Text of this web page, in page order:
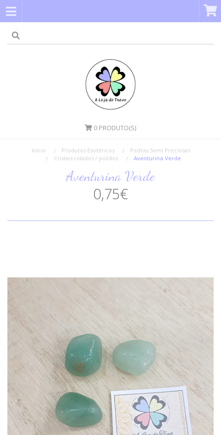
0 PRODUTO(S)
Início Produtos Esotéricos
Pedras Semi Preciosas
Cristais rolados / polidos
Aventurina Verde
Aventurina Verde
0,75€